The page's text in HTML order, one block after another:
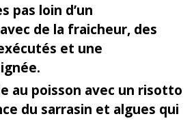
pas loin d’un
de la fraicheur, des
et une
au poisson avec un risotto
du sarrasin et algues qui